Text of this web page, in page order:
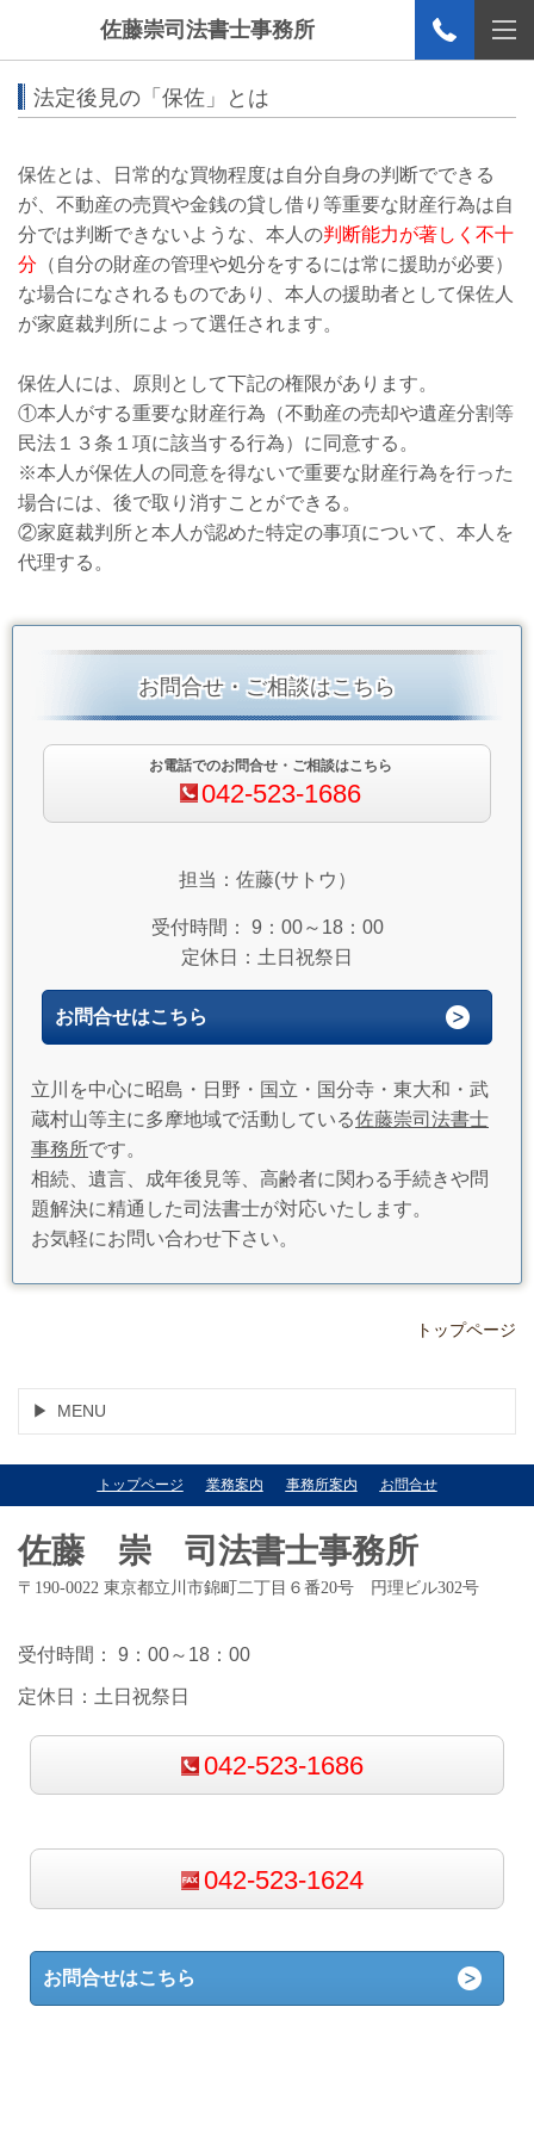
佐藤崇司法書士事務所
法定後見の「保佐」とは
保佐とは、日常的な買物程度は自分自身の判断でできる
が、不動産の売買や金銭の貸し借り等重要な財産行為は自
分では判断できないような、本人の判断能力が著しく不十
分 （自分の財産の管理や処分をするには常に援助が必要）
な場合になされるものであり、本人の援助者として保佐人
が家庭裁判所によって選任されます。
保佐人には、原則として下記の権限があります。
①本人がする重要な財産行為（不動産の売却や遺産分割等
民法１３条１項に該当する行為）に同意する。
※本人が保佐人の同意を得ないで重要な財産行為を行った
場合には、後で取り消すことができる。
②家庭裁判所と本人が認めた特定の事項について、本人を
代理する。
お問合せ・ご相談はこちら
お電話でのお問合せ・ご相談はこちら
042-523-1686
担当：佐藤(サトウ）
受付時間： 9：00～18：00
定休日：土日祝祭日
お問合せはこちら
立川を中心に昭島・日野・国立・国分寺・東大和・武
蔵村山等主に多摩地域で活動している佐藤崇司法書士
事務所です。
相続、遺言、成年後見等、高齢者に関わる手続きや問
題解決に精通した司法書士が対応いたします。
お気軽にお問い合わせ下さい。
トップページ
MENU
トップページ 業務案内 事務所案内 お問合せ
佐藤 崇 司法書士事務所
〒190-0022 東京都立川市錦町二丁目６番20号 円理ビル302号
受付時間： 9：00～18：00
定休日：土日祝祭日
042-523-1686
042-523-1624
お問合せはこちら